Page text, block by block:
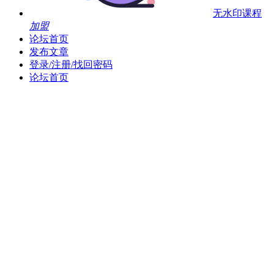
无水印课程
加盟
论坛首页
发布文章
登录/注册/找回密码
论坛首页